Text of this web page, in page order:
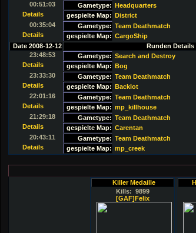
00:51:03
Gametype: Headquarters
Details gespielte Map: District
00:35:04
Gametype: Team Deathmatch
Details gespielte Map: CargoShip
Date 2008-12-12
Runden Details
23:48:53
Gametype: Search and Destroy
Details gespielte Map: Bog
23:33:30
Gametype: Team Deathmatch
Details gespielte Map: Backlot
22:01:16
Gametype: Team Deathmatch
Details gespielte Map: mp_killhouse
21:29:18
Gametype: Team Deathmatch
Details gespielte Map: Carentan
20:43:11
Gametype: Team Deathmatch
Details gespielte Map: mp_creek
Killer Medaille
Kills: 9899
[GAF]Felix